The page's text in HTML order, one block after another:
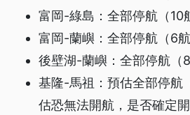
富岡-綠島：全部停航（10
富岡-蘭嶼：全部停航（6航
後壁湖-蘭嶼：全部停航（8
基隆-馬祖：預估全部停航
估恐無法開航，是否確定